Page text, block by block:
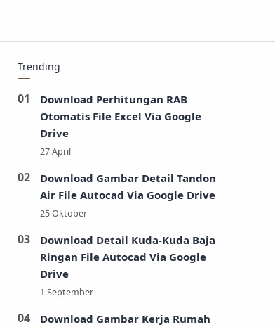
Trending
Download Perhitungan RAB
Otomatis File Excel Via Google
Drive
Download Gambar Detail Tandon
Air File Autocad Via Google Drive
Download Detail Kuda-Kuda Baja
Ringan File Autocad Via Google
Drive
Download Gambar Kerja Rumah